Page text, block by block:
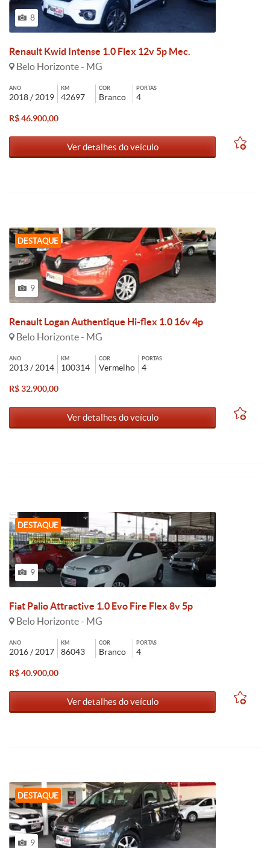
8
Renault Kwid Intense 1.0 Flex 12v 5p Mec.
Belo Horizonte - MG
ANO
2018 / 2019
KM
42697
COR
Branco
PORTAS
4
R$ 46.900,00
Ver detalhes do veículo
DESTAQUE
9
Renault Logan Authentique Hi-flex 1.0 16v 4p
Belo Horizonte - MG
ANO
2013 / 2014
KM
100314
COR
Vermelho
PORTAS
4
R$ 32.900,00
Ver detalhes do veículo
DESTAQUE
9
Fiat Palio Attractive 1.0 Evo Fire Flex 8v 5p
Belo Horizonte - MG
ANO
2016 / 2017
KM
86043
COR
Branco
PORTAS
4
R$ 40.900,00
Ver detalhes do veículo
DESTAQUE
9